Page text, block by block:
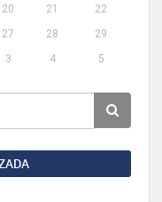
20 21
22
27 28
29
3 4 5